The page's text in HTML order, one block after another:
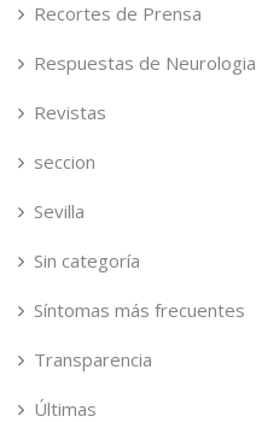
Recortes de Prensa
Respuestas de Neurologia
Revistas
seccion
Sevilla
Sin categoría
Síntomas más frecuentes
Transparencia
Últimas